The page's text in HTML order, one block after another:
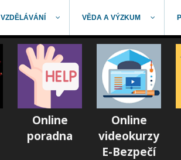
VZDĚLÁVÁNÍ VĚDA A VÝZKUM
Online
poradna
Online
videokurzy
E-Bezpečí